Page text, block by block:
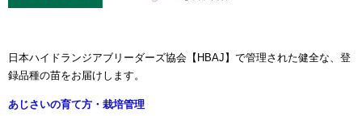
日本ハイドランジアブリーダーズ協会【HBAJ】で管理された健全な、登
録品種の苗をお届けします。
あじさいの育て方・栽培管理